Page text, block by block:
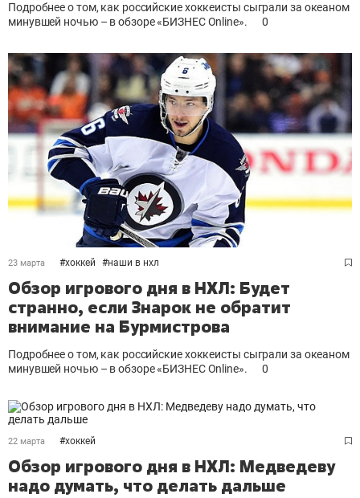
Подробнее о том, как российские хоккеисты сыграли за океаном
минувшей ночью – в обзоре «БИЗНЕС Online».
0
23 марта #хоккей #наши в нхл
Обзор игрового дня в НХЛ: Будет
странно, если Знарок не обратит
внимание на Бурмистрова
Подробнее о том, как российские хоккеисты сыграли за океаном
минувшей ночью – в обзоре «БИЗНЕС Online».
0
22 марта #хоккей
Обзор игрового дня в НХЛ: Медведеву
надо думать, что делать дальше